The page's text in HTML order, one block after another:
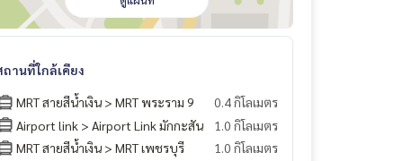
ถานที่ใกล้เคียง
MRT สายสีน้ำเงิน > MRT พระราม 9
0.4 กิโลเมตร
Airport link > Airport Link มักกะสัน
1.0 กิโลเมตร
MRT สายสีน้ำเงิน > MRT เพชรบุรี
1.0 กิโลเมตร